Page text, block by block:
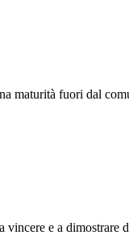
maturità fuori dal
e a